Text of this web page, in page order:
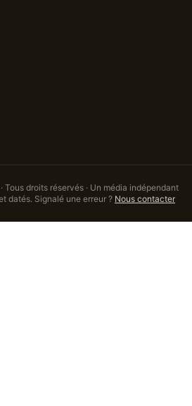
Tous droits réservés · Un média indépendant
datés. Signalé une erreur ? Nous contacter